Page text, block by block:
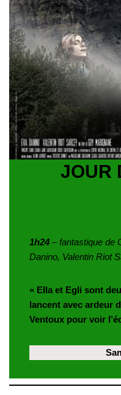
JOUR
1h24– fantastique de
Danino, Valentin Riot
« Ella et Egli sont
lancent avec ardeur
Ventoux pour voir